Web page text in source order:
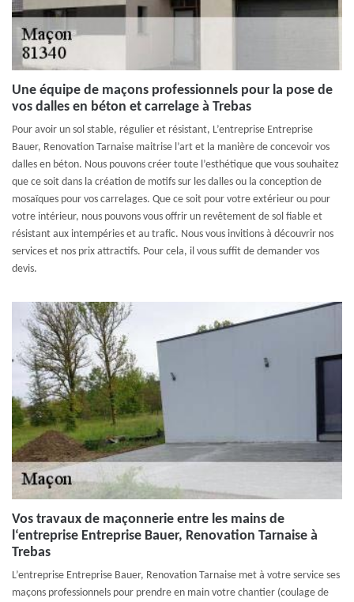
Une équipe de maçons professionnels pour la pose de
vos dalles en béton et carrelage à Trebas
Pour avoir un sol stable, régulier et résistant, L’entreprise Entreprise
Bauer, Renovation Tarnaise maitrise l’art et la manière de concevoir vos
dalles en béton. Nous pouvons créer toute l’esthétique que vous souhaitez
que ce soit dans la création de motifs sur les dalles ou la conception de
mosaïques pour vos carrelages. Que ce soit pour votre extérieur ou pour
votre intérieur, nous pouvons vous offrir un revêtement de sol fiable et
résistant aux intempéries et au trafic. Nous vous invitions à découvrir nos
services et nos prix attractifs. Pour cela, il vous suffit de demander vos
devis.
Vos travaux de maçonnerie entre les mains de
l‘entreprise Entreprise Bauer, Renovation Tarnaise à
Trebas
L’entreprise Entreprise Bauer, Renovation Tarnaise met à votre service ses
maçons professionnels pour prendre en main votre chantier (coulage de